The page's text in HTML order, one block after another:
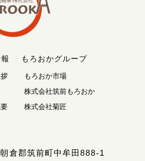
もろおかグループ
もろおか市場
株式会社筑前もろおか
株式会社菊匠
倉郡筑前町中牟田888-1